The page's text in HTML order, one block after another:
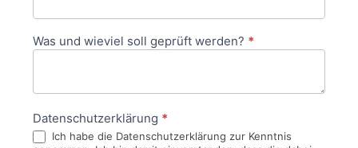
Was und wieviel soll geprüft werden? *
Datenschutzerklärung *
Ich habe die Datenschutzerklärung zur Kenntnis